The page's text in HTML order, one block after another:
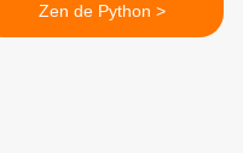
Zen de Python >